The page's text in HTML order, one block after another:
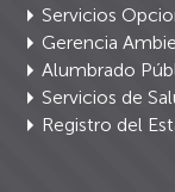
Servicios
Gerencia
Alumbrado
Servicios de
Registro del